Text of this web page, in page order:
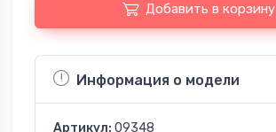
Добавить в корзину
Информация о модели
Артикул: 09348